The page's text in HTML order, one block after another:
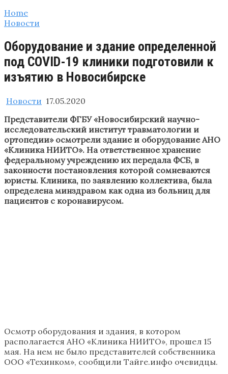
Home
Новости
Оборудование и здание определенной
под COVID-19 клиники подготовили к
изъятию в Новосибирске
Новости 17.05.2020
Представители ФГБУ «Новосибирский научно-
исследовательский институт травматологии и
ортопедии» осмотрели здание и оборудование АНО
«Клиника НИИТО». На ответственное хранение
федеральному учреждению их передала ФСБ, в
законности постановления которой сомневаются
юристы. Клиника, по заявлению коллектива, была
определена минздравом как одна из больниц для
пациентов с коронавирусом.
Осмотр оборудования и здания, в котором
располагается АНО «Клиника НИИТО», прошел 15
мая. На нем не было представителей собственника
ООО «Техинком», сообщили Тайге.инфо очевидцы.